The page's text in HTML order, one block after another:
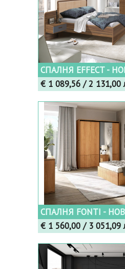
СПАЛНЯ EFFECT -
€ 1 089,56 / 2 131,00
СПАЛНЯ FONTI -
€ 1 560,00 / 3 051,09